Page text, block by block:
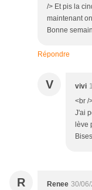
/> Et pis la
maintenant
Bonne
Répondre
V vivi
<br /
J'ai
lève
R Renee 30/